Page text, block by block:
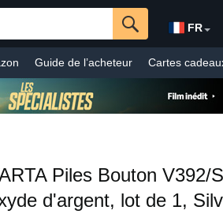
FR
Guide de l’acheteur Cartes
Beauté Auto et moto Mode
Piles Bouton V392/
d'argent, lot de 1,